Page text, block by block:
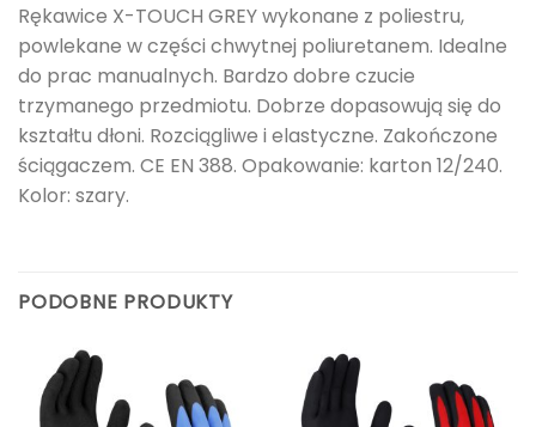
Rękawice X-TOUCH GREY wykonane z poliestru,
powlekane w części chwytnej poliuretanem. Idealne
do prac manualnych. Bardzo dobre czucie
trzymanego przedmiotu. Dobrze dopasowują się do
kształtu dłoni. Rozciągliwe i elastyczne. Zakończone
ściągaczem. CE EN 388. Opakowanie: karton 12/240.
Kolor: szary.
PODOBNE PRODUKTY